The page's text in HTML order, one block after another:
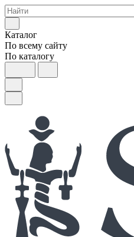
Каталог
По всему сайту
По каталогу